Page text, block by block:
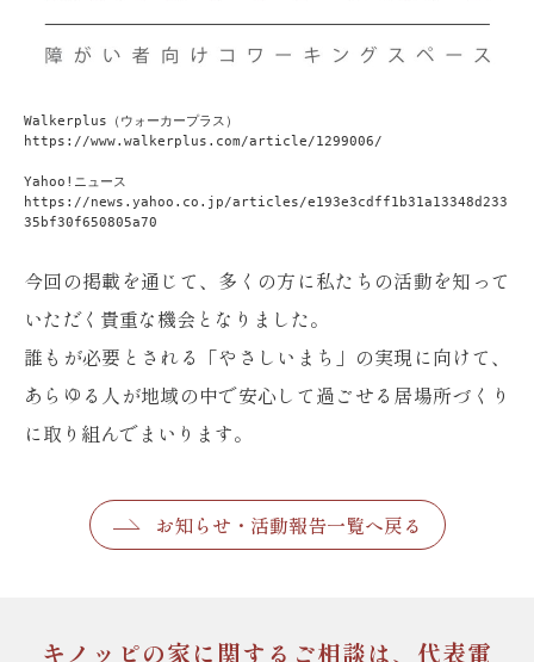
Walkerplus（ウォーカープラス）
https://www.walkerplus.com/article/1299006/
Yahoo!ニュース
https://news.yahoo.co.jp/articles/e193e3cdff1b31a13348d233
35bf30f650805a70
今回の掲載を通じて、多くの方に私たちの活動を知って
いただく貴重な機会となりました。
誰もが必要とされる「やさしいまち」の実現に向けて、
あらゆる人が地域の中で安心して過ごせる居場所づくり
に取り組んでまいります。
お知らせ・活動報告一覧へ戻る
キノッピの家に関するご相談は、 代表電